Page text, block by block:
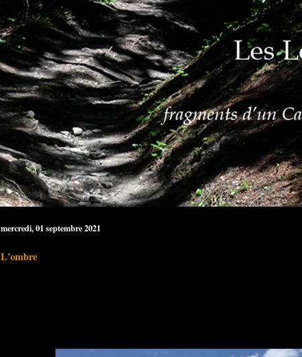
mercredi, 01 septembre 2021
L'ombre